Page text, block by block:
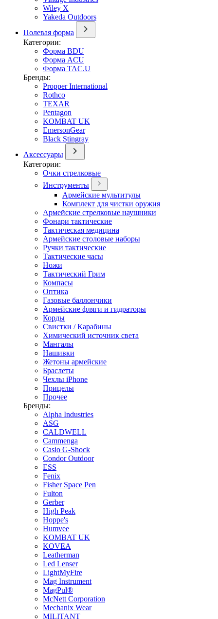
Wiley X
Yakeda Outdoors
Полевая форма
Категории:
Форма BDU
Форма ACU
Форма TAC.U
Бренды:
Propper International
Rothco
TEXAR
Pentagon
KOMBAT UK
EmersonGear
Black Stingray
Аксессуары
Категории:
Очки стрелковые
Инструменты
Армейские мультитулы
Комплект для чистки оружия
Армейские стрелковые наушники
Фонари тактические
Тактическая медицина
Армейские столовые наборы
Ручки тактические
Тактические часы
Ножи
Тактический Грим
Компасы
Оптика
Газовые баллончики
Армейские фляги и гидраторы
Корды
Свистки / Карабины
Химический источник света
Мангалы
Нашивки
Жетоны армейские
Браслеты
Чехлы iPhone
Прицелы
Прочее
Бренды:
Alpha Industries
ASG
CALDWELL
Cammenga
Casio G-Shock
Condor Outdoor
ESS
Fenix
Fisher Space Pen
Fulton
Gerber
High Peak
Hoppe's
Humvee
KOMBAT UK
KOVEA
Leatherman
Led Lenser
LightMyFire
Mag Instrument
MagPul®
McNett Corporation
Mechanix Wear
MILITANT